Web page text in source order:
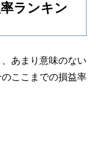
ランキン
あまり意味のない
ここまでの損益率